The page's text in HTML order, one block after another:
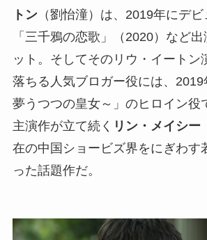
トン（劉怡潼）は、2019年にデビ
「三千鴉の恋歌」（2020）など
ット。そしてそのリウ・イートン
落ちる人気ブロガー役には、2019
夢うつつの皇女～」のヒロイン役
主演作が立て続く リン・メイシー
在の中国ショービズ界をにぎわす
った話題作だ。